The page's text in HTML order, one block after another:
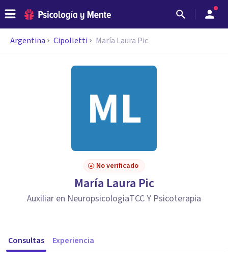
Argentina Cipolletti María Laura Pic
No verificado
María Laura Pic
Auxiliar en NeuropsicologiaTCC Y Psicoterapia
Consultas Experiencia